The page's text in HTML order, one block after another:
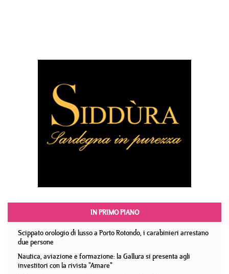
IN PRIMO PIANO
Scippato orologio di lusso a Porto Rotondo, i carabinieri arrestano
due persone
Nautica, aviazione e formazione: la Gallura si presenta agli
investitori con la rivista "Amare"